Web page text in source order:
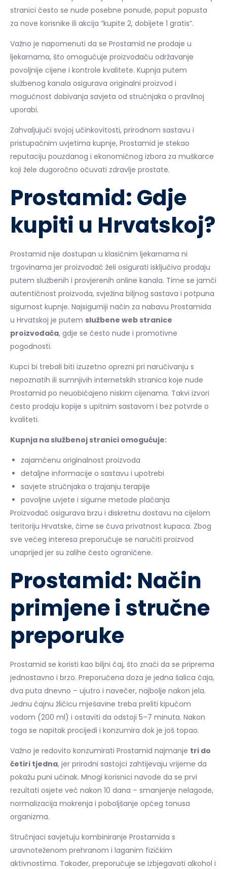
stranici često se nude posebne ponude, poput popusta
za nove korisnike ili akcija “kupite 2, dobijete 1 gratis”.
Važno je napomenuti da se Prostamid ne prodaje u
ljekarnama, što omogućuje proizvođaču održavanje
povoljnije cijene i kontrole kvalitete. Kupnja putem
službenog kanala osigurava originalni proizvod i
mogućnost dobivanja savjeta od stručnjaka o pravilnoj
uporabi.
Zahvaljujući svojoj učinkovitosti, prirodnom sastavu i
pristupačnim uvjetima kupnje, Prostamid je stekao
reputaciju pouzdanog i ekonomičnog izbora za muškarce
koji žele dugoročno očuvati zdravlje prostate.
Prostamid: Gdje
kupiti u Hrvatskoj?
Prostamid nije dostupan u klasičnim ljekarnama ni
trgovinama jer proizvođač želi osigurati isključivo prodaju
putem službenih i provjerenih online kanala. Time se jamči
autentičnost proizvoda, svježina biljnog sastava i potpuna
sigurnost kupnje. Najsigurniji način za nabavu Prostamida
u Hrvatskoj je putem službene web stranice
proizvođača, gdje se često nude i promotivne
pogodnosti.
Kupci bi trebali biti izuzetno oprezni pri naručivanju s
nepoznatih ili sumnjivih internetskih stranica koje nude
Prostamid po neuobičajeno niskim cijenama. Takvi izvori
često prodaju kopije s upitnim sastavom i bez potvrde o
kvaliteti.
Kupnja na službenoj stranici omogućuje:
zajamčenu originalnost proizvoda
detaljne informacije o sastavu i upotrebi
savjete stručnjaka o trajanju terapije
povoljne uvjete i sigurne metode plaćanja
Proizvođač osigurava brzu i diskretnu dostavu na cijelom
teritoriju Hrvatske, čime se čuva privatnost kupaca. Zbog
sve većeg interesa preporučuje se naručiti proizvod
unaprijed jer su zalihe često ograničene.
Prostamid: Način
primjene i stručne
preporuke
Prostamid se koristi kao biljni čaj, što znači da se priprema
jednostavno i brzo. Preporučena doza je jedna šalica čaja,
dva puta dnevno – ujutro i navečer, najbolje nakon jela.
Jednu čajnu žličicu mješavine treba preliti kipućom
vodom (200 ml) i ostaviti da odstoji 5–7 minuta. Nakon
toga se napitak procijedi i konzumira dok je još topao.
Važno je redovito konzumirati Prostamid najmanje tri do
četiri tjedna, jer prirodni sastojci zahtijevaju vrijeme da
pokažu puni učinak. Mnogi korisnici navode da se prvi
rezultati osjete već nakon 10 dana – smanjenje nelagode,
normalizacija mokrenja i poboljšanje općeg tonusa
organizma.
Stručnjaci savjetuju kombiniranje Prostamida s
uravnoteženom prehranom i laganim fizičkim
aktivnostima. Također, preporučuje se izbjegavati alkohol i